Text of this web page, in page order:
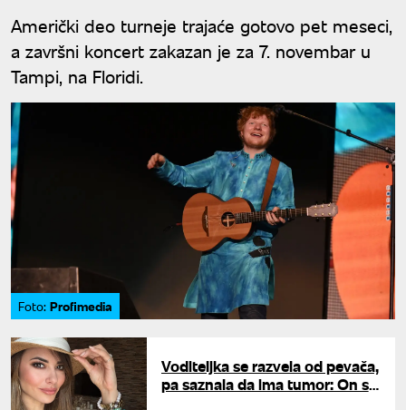
Američki deo turneje trajaće gotovo pet meseci,
a završni koncert zakazan je za 7. novembar u
Tampi, na Floridi.
Foto: Profimedia
Voditeljka se razvela od pevača,
pa saznala da ima tumor: On se